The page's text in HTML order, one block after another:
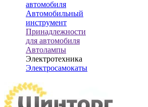
автомобиля
Автомобильный
инструмент
Принадлежности
для автомобиля
Автолампы
Электротехника
Электросамокаты